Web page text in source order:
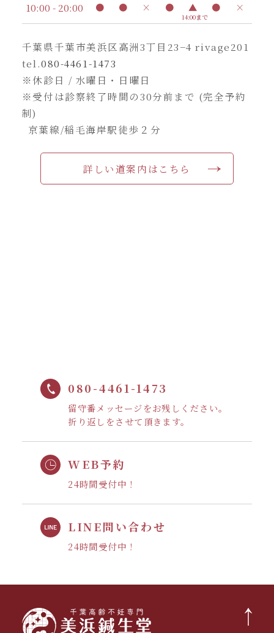
10:00 - 20:00 ● ● × ● ▲
14:00まで
● ×
千葉県千葉市美浜区高洲3丁目23−4 rivage201
tel.080-4461-1473
※休診日 / 水曜日・日曜日
※受付は診察終了時間の30分前まで (完全予約
制)
京葉線/稲毛海岸駅徒歩２分
詳しい道案内はこちら
080-4461-1473
留守番メッセージをお残しください。
折り返しをさせて頂きます。
WEB予約
24時間受付中！
LINE問い合わせ
24時間受付中！